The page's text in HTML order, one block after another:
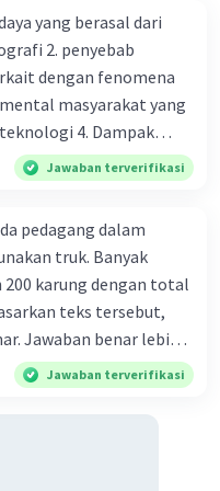
yang berasal dari
2. penyebab
dengan fenomena
masyarakat yang
4. Dampak
masyarakat 5.
yang menunjukkan
dan pendidikan
Konsep mengenai
seringkali mengalami
kesalahan tersebut
adalah mengikuti... 8.
lokal di wilayah
Jawaban terverifikasi
pedagang dalam
truk. Banyak
200 karung dengan total
teks tersebut,
Jawaban benar lebih
25 kg adalah 50
50 kg adalah 150
Jawaban terverifikasi